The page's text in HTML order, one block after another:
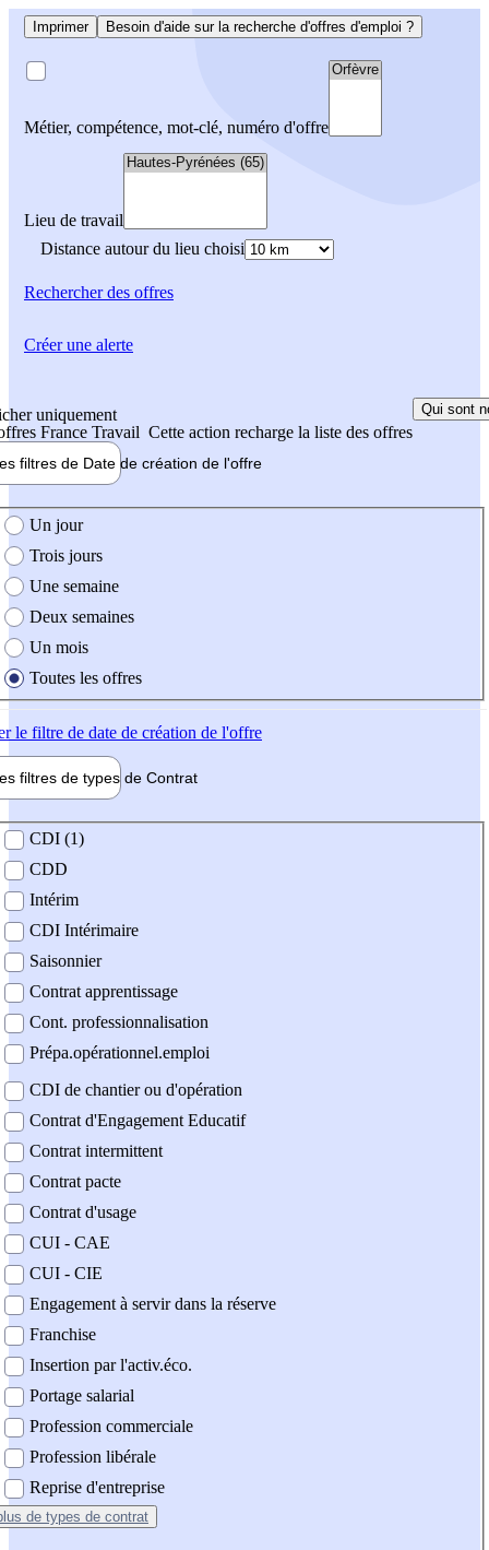
Imprimer Besoin d'aide sur la recherche d'offres d'emploi ?
Métier, compétence, mot-clé, numéro d'offre
Lieu de travail
Distance autour du lieu choisi
Rechercherdes offres
uniquement
France Travail Cette action recharge la liste des offres
Qui sont
filtres de Date de création de l'offre
création de l'offre
Un jour
Trois jours
Une semaine
Deux semaines
Un mois
Toutes les offres
le filtre de date de création de l'offre
filtres de types de Contrat
contrat
CDI (1)
CDD
Intérim
CDI Intérimaire
Saisonnier
Contrat apprentissage
Cont. professionnalisation
Prépa.opérationnel.emploi
CDI de chantier ou d'opération
Contrat d'Engagement Educatif
Contrat intermittent
Contrat pacte
Contrat d'usage
CUI - CAE
CUI - CIE
Engagement à servir dans la réserve
Franchise
Insertion par l'activ.éco.
Portage salarial
Profession commerciale
Profession libérale
Reprise d'entreprise
de types de contrat
Créer une alerte